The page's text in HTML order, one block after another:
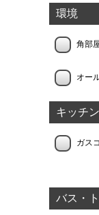
環境
角部
オー
キッチン
ガス
バス・